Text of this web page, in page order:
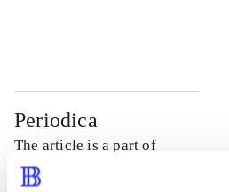
Periodica
The article is a part of